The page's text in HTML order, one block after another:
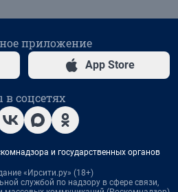
приложение
App Store
соцсетях
и государственных органов
«Ирсити.ру» (18+)
службой по надзору в сфере связи,